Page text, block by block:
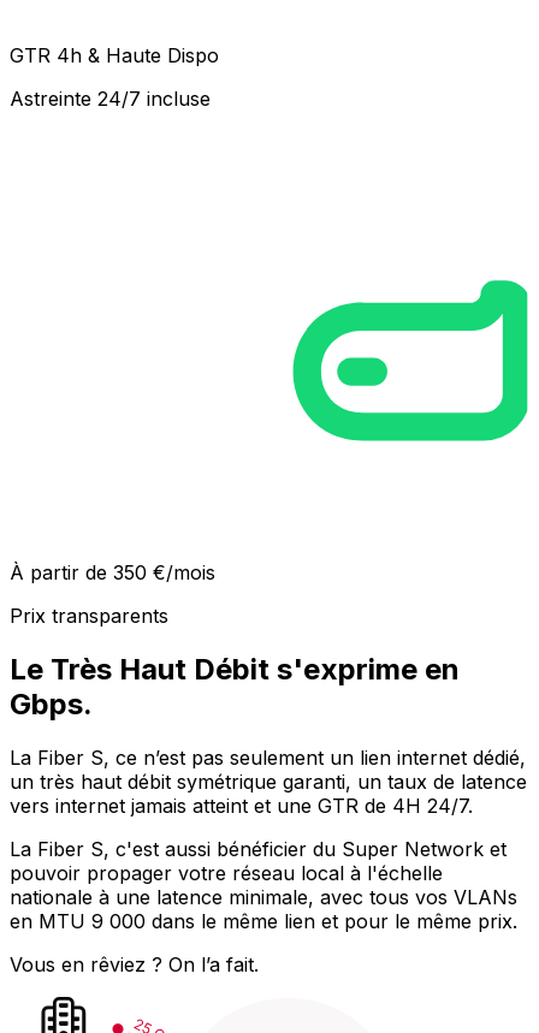
GTR 4h & Haute Dispo
Astreinte 24/7 incluse
À partir de 350 €/mois
Prix transparents
Le Très Haut Débit s'exprime en
Gbps.
La Fiber S, ce n’est pas seulement un lien internet dédié,
un très haut débit symétrique garanti, un taux de latence
vers internet jamais atteint et une GTR de 4H 24/7.
La Fiber S, c'est aussi bénéficier du Super Network et
pouvoir propager votre réseau local à l'échelle
nationale à une latence minimale, avec tous vos VLANs
en MTU 9 000 dans le même lien et pour le même prix.
Vous en rêviez ? On l’a fait.